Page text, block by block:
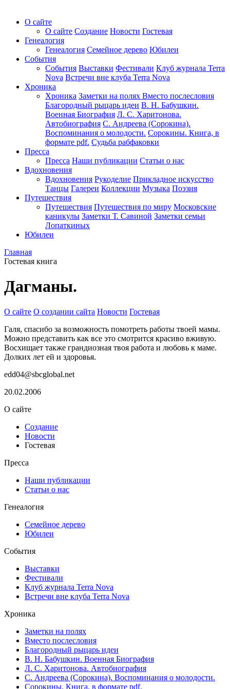
О сайте
О сайте Создание Новости Гостевая
Генеалогия
Генеалогия Семейное дерево Юбилеи
События
События Выставки Фестивали Клуб журнала Terra
Nova Встречи вне клуба Terra Nova
Хроника
Хроника Заметки на полях Вместо послесловия
Благородный рыцарь идеи В. Н. Бабушкин.
Военная Биография Л. С. Харитонова.
Автобиография С. Андреева (Сорокина).
Воспоминания о молодости. Сорокины. Книга, в
формате pdf. Судьба рабфаковки
Пресса
Пресса Наши публикации Статьи о нас
Вдохновения
Вдохновения Рукоделие Прикладное искусство
Танцы Галереи Коллекции Музыка Поэзия
Путешествия
Путешествия Путешествия по миру Московские
каникулы Заметки Т. Савиной Заметки семьи
Лопаткиных
Юбилеи
Главная
Гостевая книга
Дагманы.
О сайте О создании сайта Новости Гостевая
Галя, спасибо за возможность помотреть работы твоей мамы.
Можно представить как все это смотрится красиво вживую.
Восхищает также грандиозная твоя работа и любовь к маме.
Долких лет ей и здоровья.
edd04@sbcglobal.net
20.02.2006
О сайте
Создание
Новости
Гостевая
Пресса
Наши публикации
Статьи о нас
Генеалогия
Семейное дерево
Юбилеи
События
Выставки
Фестивали
Клуб журнала Terra Nova
Встречи вне клуба Terra Nova
Хроника
Заметки на полях
Вместо послесловия
Благородный рыцарь идеи
В. Н. Бабушкин. Военная Биография
Л. С. Харитонова. Автобиография
С. Андреева (Сорокина). Воспоминания о молодости.
Сорокины. Книга, в формате pdf.